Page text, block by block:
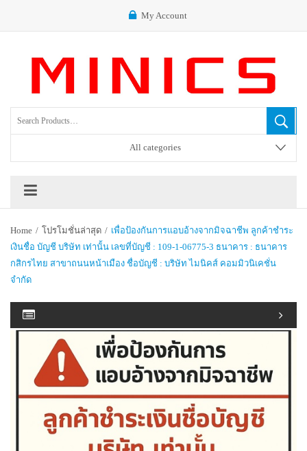
My Account
All categories
Home / โปรโมชั่นล่าสุด / เพื่อป้องกันการแอบอ้างจากมิจฉาชีพ ลูกค้าชำระ
เงินชื่อ บัญชี บริษัท เท่านั้น เลขที่บัญชี : 109-1-06775-3 ธนาคาร : ธนาคาร
กสิกรไทย สาขาถนนหน้าเมือง ชื่อบัญชี : บริษัท ไมนิคส์ คอมมิวนิเคชั่น
จำกัด